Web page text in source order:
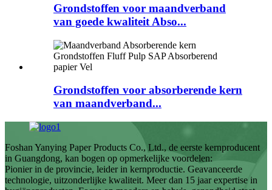
Grondstoffen voor maandverband
van goede kwaliteit Abso...
Grondstoffen voor absorberende kern
van maandverband...
Foshan Yanying Paper Products Co., Ltd., de eerste kernproducent
in Guangdong, kan bogen op opmerkelijke voordelen:
Pionier in de provincie, leider in kernproductie. Geavanceerde
technologie, uitzonderlijke kwaliteit. Meer dan 15 jaar expertise in